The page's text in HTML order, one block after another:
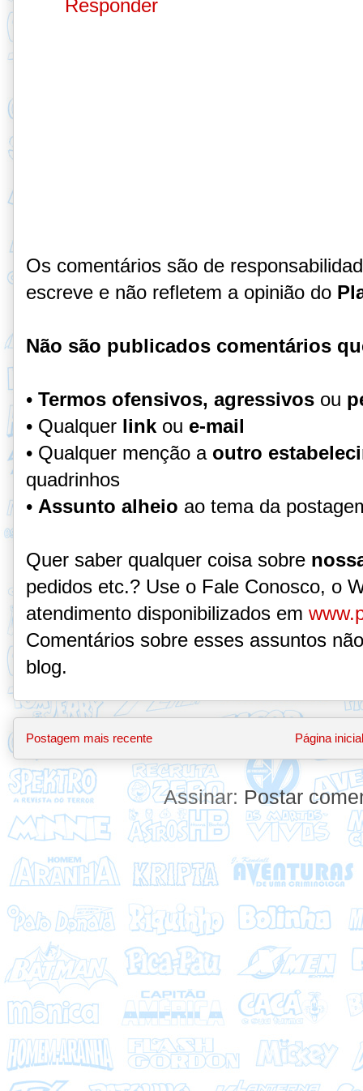
Responder
Os comentários são de
escreve e não refletem a opinião do
Não são publicados comentários
• Termos ofensivos, agressivos ou
• Qualquer link ou e-mail
• Qualquer menção a outro
quadrinhos
• Assunto alheio ao tema da
Quer saber qualquer coisa sobre
pedidos etc.? Use o Fale Conosco, o
atendimento disponibilizados em
Comentários sobre esses assuntos
blog.
Postagem mais recente Página inicial
Assinar: Postar